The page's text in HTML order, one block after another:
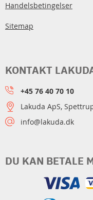
Handelsbetingelser
Sitemap
DU KAN BETALE
KONTAKT
+45 76 40 70 10
Lakuda ApS,
info@lakuda.dk